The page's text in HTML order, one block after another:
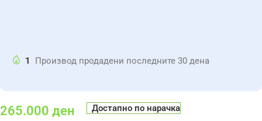
1 Производ продадени последните 30 дена
265.000 ден Достапно по нарачка